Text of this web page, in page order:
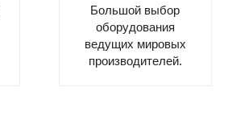
Большой выбор
оборудования
ведущих мировых
производителей.